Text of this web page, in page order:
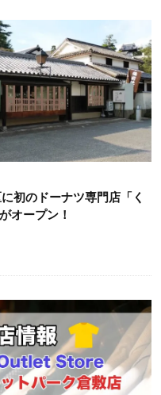
初のドーナツ専門店「く
オープン！